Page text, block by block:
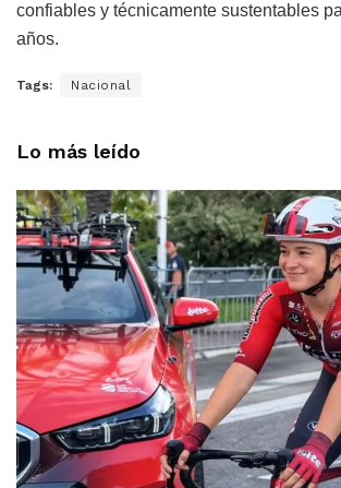
confiables y técnicamente sustentables
años.
Tags: Nacional
Lo más leído